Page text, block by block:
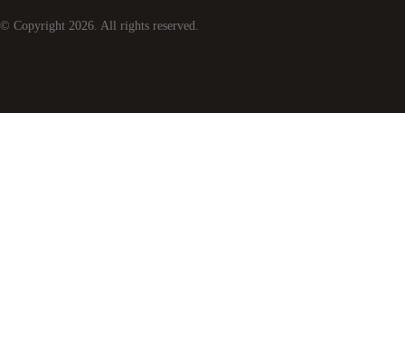
© Copyright 2026 . All rights reserved.